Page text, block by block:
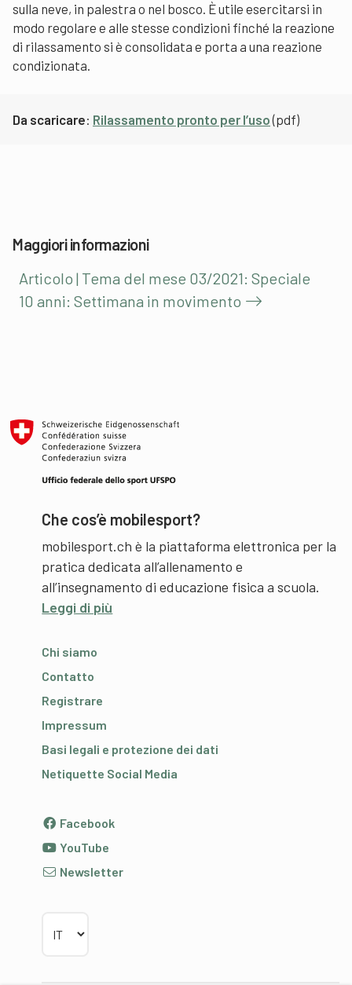
sulla neve, in palestra o nel bosco. È utile esercitarsi in
modo regolare e alle stesse condizioni finché la reazione
di rilassamento si è consolidata e porta a una reazione
condizionata.
Da scaricare: Rilassamento pronto per l’uso(pdf)
Maggiori informazioni
Articolo | Tema del mese 03/2021: Speciale
10 anni: Settimana in movimento
Che cos’è mobilesport?
mobilesport.ch è la piattaforma elettronica per la
pratica dedicata all’allenamento e
all’insegnamento di educazione fisica a scuola.
Leggi di più
Chi siamo
Contatto
Registrare
Impressum
Basi legali e protezione dei dati
Netiquette Social Media
Facebook
YouTube
Newsletter